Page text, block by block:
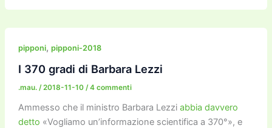
c
e
b
o
o
k
itt
er
ai
l
ai
l
st
o
o
e
gr
m
p
y
k
e
n
di
pipponi, pipponi-2018
I 370 gradi di Barbara Lezzi
.mau. /2018-11-10 /4 commenti
Ammesso che il ministro Barbara Lezzi abbia davvero
detto «Vogliamo un’informazione scientifica a 370°», e